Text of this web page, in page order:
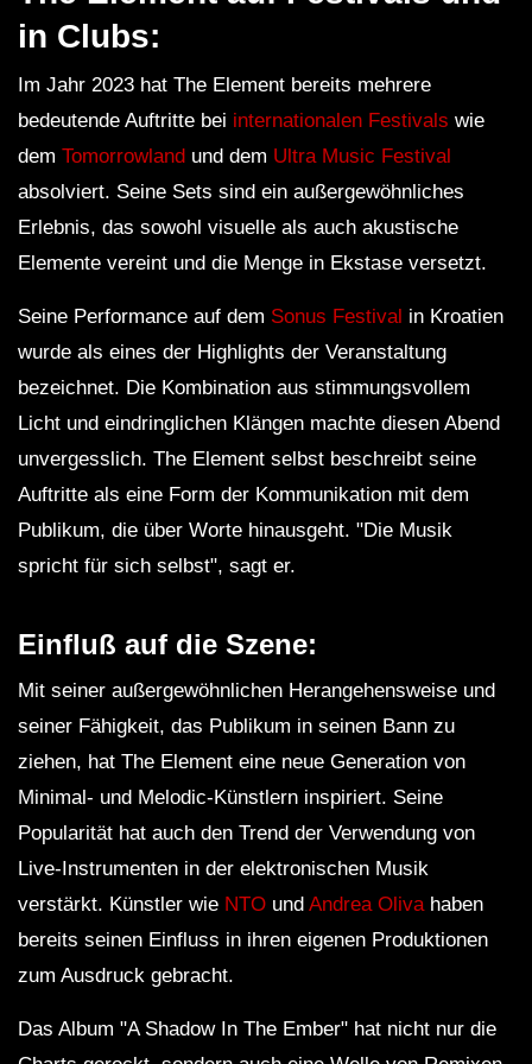
in Clubs:
Im Jahr 2023 hat The Element bereits mehrere
bedeutende Auftritte bei internationalen Festivals wie
dem Tomorrowland und dem Ultra Music Festival
absolviert. Seine Sets sind ein außergewöhnliches
Erlebnis, das sowohl visuelle als auch akustische
Elemente vereint und die Menge in Ekstase versetzt.
Seine Performance auf dem Sonus Festival in Kroatien
wurde als eines der Highlights der Veranstaltung
bezeichnet. Die Kombination aus stimmungsvollem
Licht und eindringlichen Klängen machte diesen Abend
unvergesslich. The Element selbst beschreibt seine
Auftritte als eine Form der Kommunikation mit dem
Publikum, die über Worte hinausgeht. "Die Musik
spricht für sich selbst", sagt er.
Einfluß auf die Szene:
Mit seiner außergewöhnlichen Herangehensweise und
seiner Fähigkeit, das Publikum in seinen Bann zu
ziehen, hat The Element eine neue Generation von
Minimal- und Melodic-Künstlern inspiriert. Seine
Popularität hat auch den Trend der Verwendung von
Live-Instrumenten in der elektronischen Musik
verstärkt. Künstler wie NTO und Andrea Olivahaben
bereits seinen Einfluss in ihren eigenen Produktionen
zum Ausdruck gebracht.
Das Album "A Shadow In The Ember" hat nicht nur die